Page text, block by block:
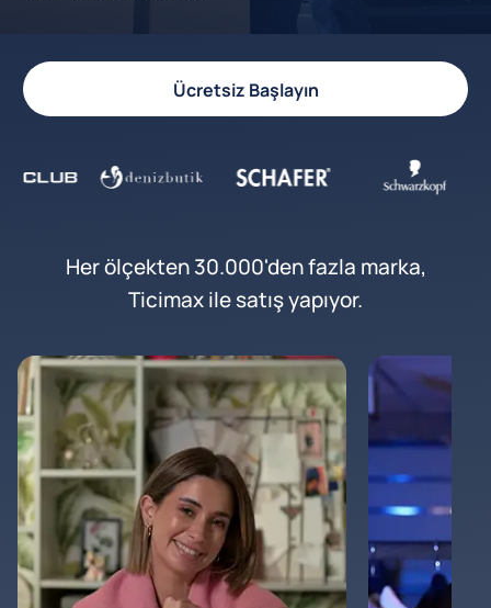
Ücretsiz Başlayın
Her ölçekten 30.000'den fazla marka,
Ticimax ile satış yapıyor.